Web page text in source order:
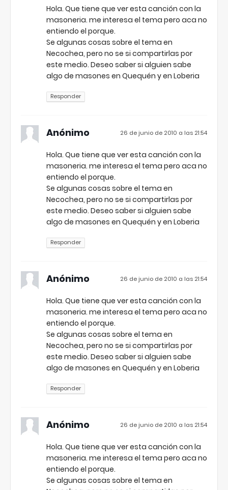
Hola. Que tiene que ver esta canción con la
masoneria. me interesa el tema pero aca no
entiendo el porque.
Se algunas cosas sobre el tema en
Necochea, pero no se si compartirlas por
este medio. Deseo saber si alguien sabe
algo de masones en Quequén y en Loberia
Responder
Anónimo 26 de junio de 2010 a las 21:54
Hola. Que tiene que ver esta canción con la
masoneria. me interesa el tema pero aca no
entiendo el porque.
Se algunas cosas sobre el tema en
Necochea, pero no se si compartirlas por
este medio. Deseo saber si alguien sabe
algo de masones en Quequén y en Loberia
Responder
Anónimo 26 de junio de 2010 a las 21:54
Hola. Que tiene que ver esta canción con la
masoneria. me interesa el tema pero aca no
entiendo el porque.
Se algunas cosas sobre el tema en
Necochea, pero no se si compartirlas por
este medio. Deseo saber si alguien sabe
algo de masones en Quequén y en Loberia
Responder
Anónimo 26 de junio de 2010 a las 21:54
Hola. Que tiene que ver esta canción con la
masoneria. me interesa el tema pero aca no
entiendo el porque.
Se algunas cosas sobre el tema en